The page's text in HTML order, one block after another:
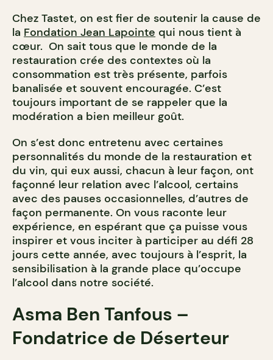
Chez Tastet, on est fier de soutenir la cause de
la Fondation Jean Lapointe qui nous tient à
cœur. On sait tous que le monde de la
restauration crée des contextes où la
consommation est très présente, parfois
banalisée et souvent encouragée. C’est
toujours important de se rappeler que la
modération a bien meilleur goût.
On s’est donc entretenu avec certaines
personnalités du monde de la restauration et
du vin, qui eux aussi, chacun à leur façon, ont
façonné leur relation avec l’alcool, certains
avec des pauses occasionnelles, d’autres de
façon permanente. On vous raconte leur
expérience, en espérant que ça puisse vous
inspirer et vous inciter à participer au défi 28
jours cette année, avec toujours à l’esprit, la
sensibilisation à la grande place qu’occupe
l’alcool dans notre société.
Asma Ben Tanfous –
Fondatrice de Déserteur